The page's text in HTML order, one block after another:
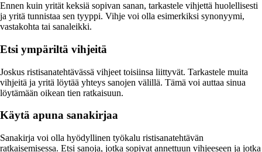
Ennen kuin yrität keksiä sopivan sanan, tarkastele vihjettä huolellisesti
ja yritä tunnistaa sen tyyppi. Vihje voi olla esimerkiksi synonyymi,
vastakohta tai sanaleikki.
Etsi ympäriltä vihjeitä
Joskus ristisanatehtävässä vihjeet toisiinsa liittyvät. Tarkastele muita
vihjeitä ja yritä löytää yhteys sanojen välillä. Tämä voi auttaa sinua
löytämään oikean tien ratkaisuun.
Käytä apuna sanakirjaa
Sanakirja voi olla hyödyllinen työkalu ristisanatehtävän
ratkaisemisessa. Etsi sanoja, jotka sopivat annettuun vihjeeseen ja jotka